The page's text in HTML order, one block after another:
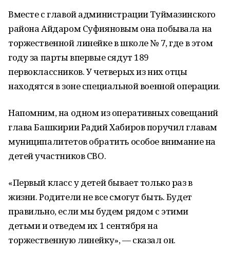
Вместе с главой администрации Туймазинского
района Айдаром Суфияновым она побывала на
торжественной линейке в школе № 7, где в этом
году за парты впервые сядут 189
первоклассников. У четверых из них отцы
находятся в зоне специальной военной операции.
Напомним, на одном из оперативных совещаний
глава Башкирии Радий Хабиров поручил главам
муниципалитетов обратить особое внимание на
детей участников СВО.
«Первый класс у детей бывает только раз в
жизни. Родители не все смогут быть. Будет
правильно, если мы будем рядом с этими
детьми и отведем их 1 сентября на
торжественную линейку», — сказал он.